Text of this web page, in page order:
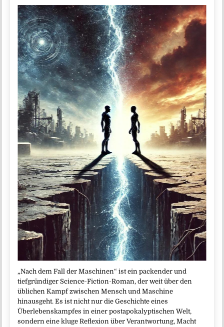
„Nach dem Fall der Maschinen“ ist ein packender und
tiefgründiger Science-Fiction-Roman, der weit über den
üblichen Kampf zwischen Mensch und Maschine
hinausgeht. Es ist nicht nur die Geschichte eines
Überlebenskampfes in einer postapokalyptischen Welt,
sondern eine kluge Reflexion über Verantwortung, Macht